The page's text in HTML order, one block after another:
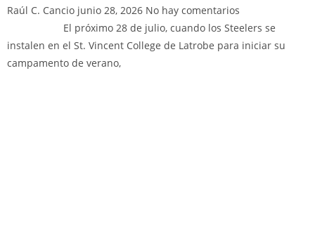
Raúl C. Cancio junio 28, 2026 No hay comentarios
El próximo 28 de julio, cuando los Steelers se
instalen en el St. Vincent College de Latrobe para iniciar su
campamento de verano,